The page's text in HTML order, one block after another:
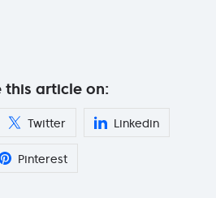
this article on:
Twitter Linkedin
Pinterest